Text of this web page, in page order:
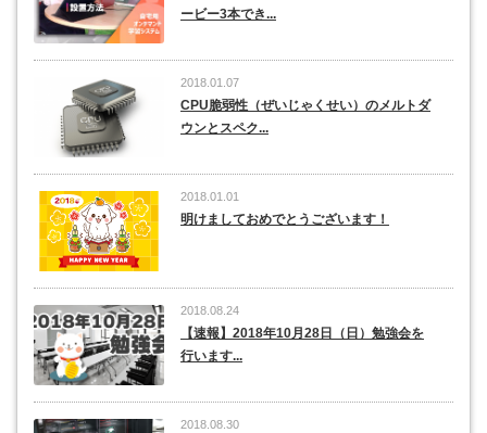
ービー3本でき...
2018.01.07
CPU脆弱性（ぜいじゃくせい）のメルトダ
ウンとスペク...
2018.01.01
明けましておめでとうございます！
2018.08.24
【速報】2018年10月28日（日）勉強会を
行います...
2018.08.30